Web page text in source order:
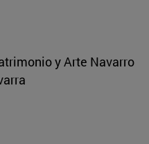
y Arte Navarro